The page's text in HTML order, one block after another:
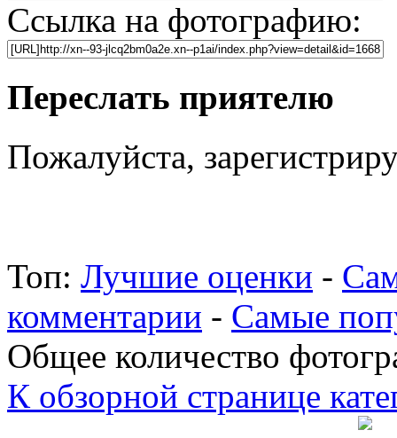
Ссылка на фотографию:
Переслать приятелю
Пожалуйста,
Топ: Лучшие оценки -
комментарии - Самые
Общее количество
К обзорной странице